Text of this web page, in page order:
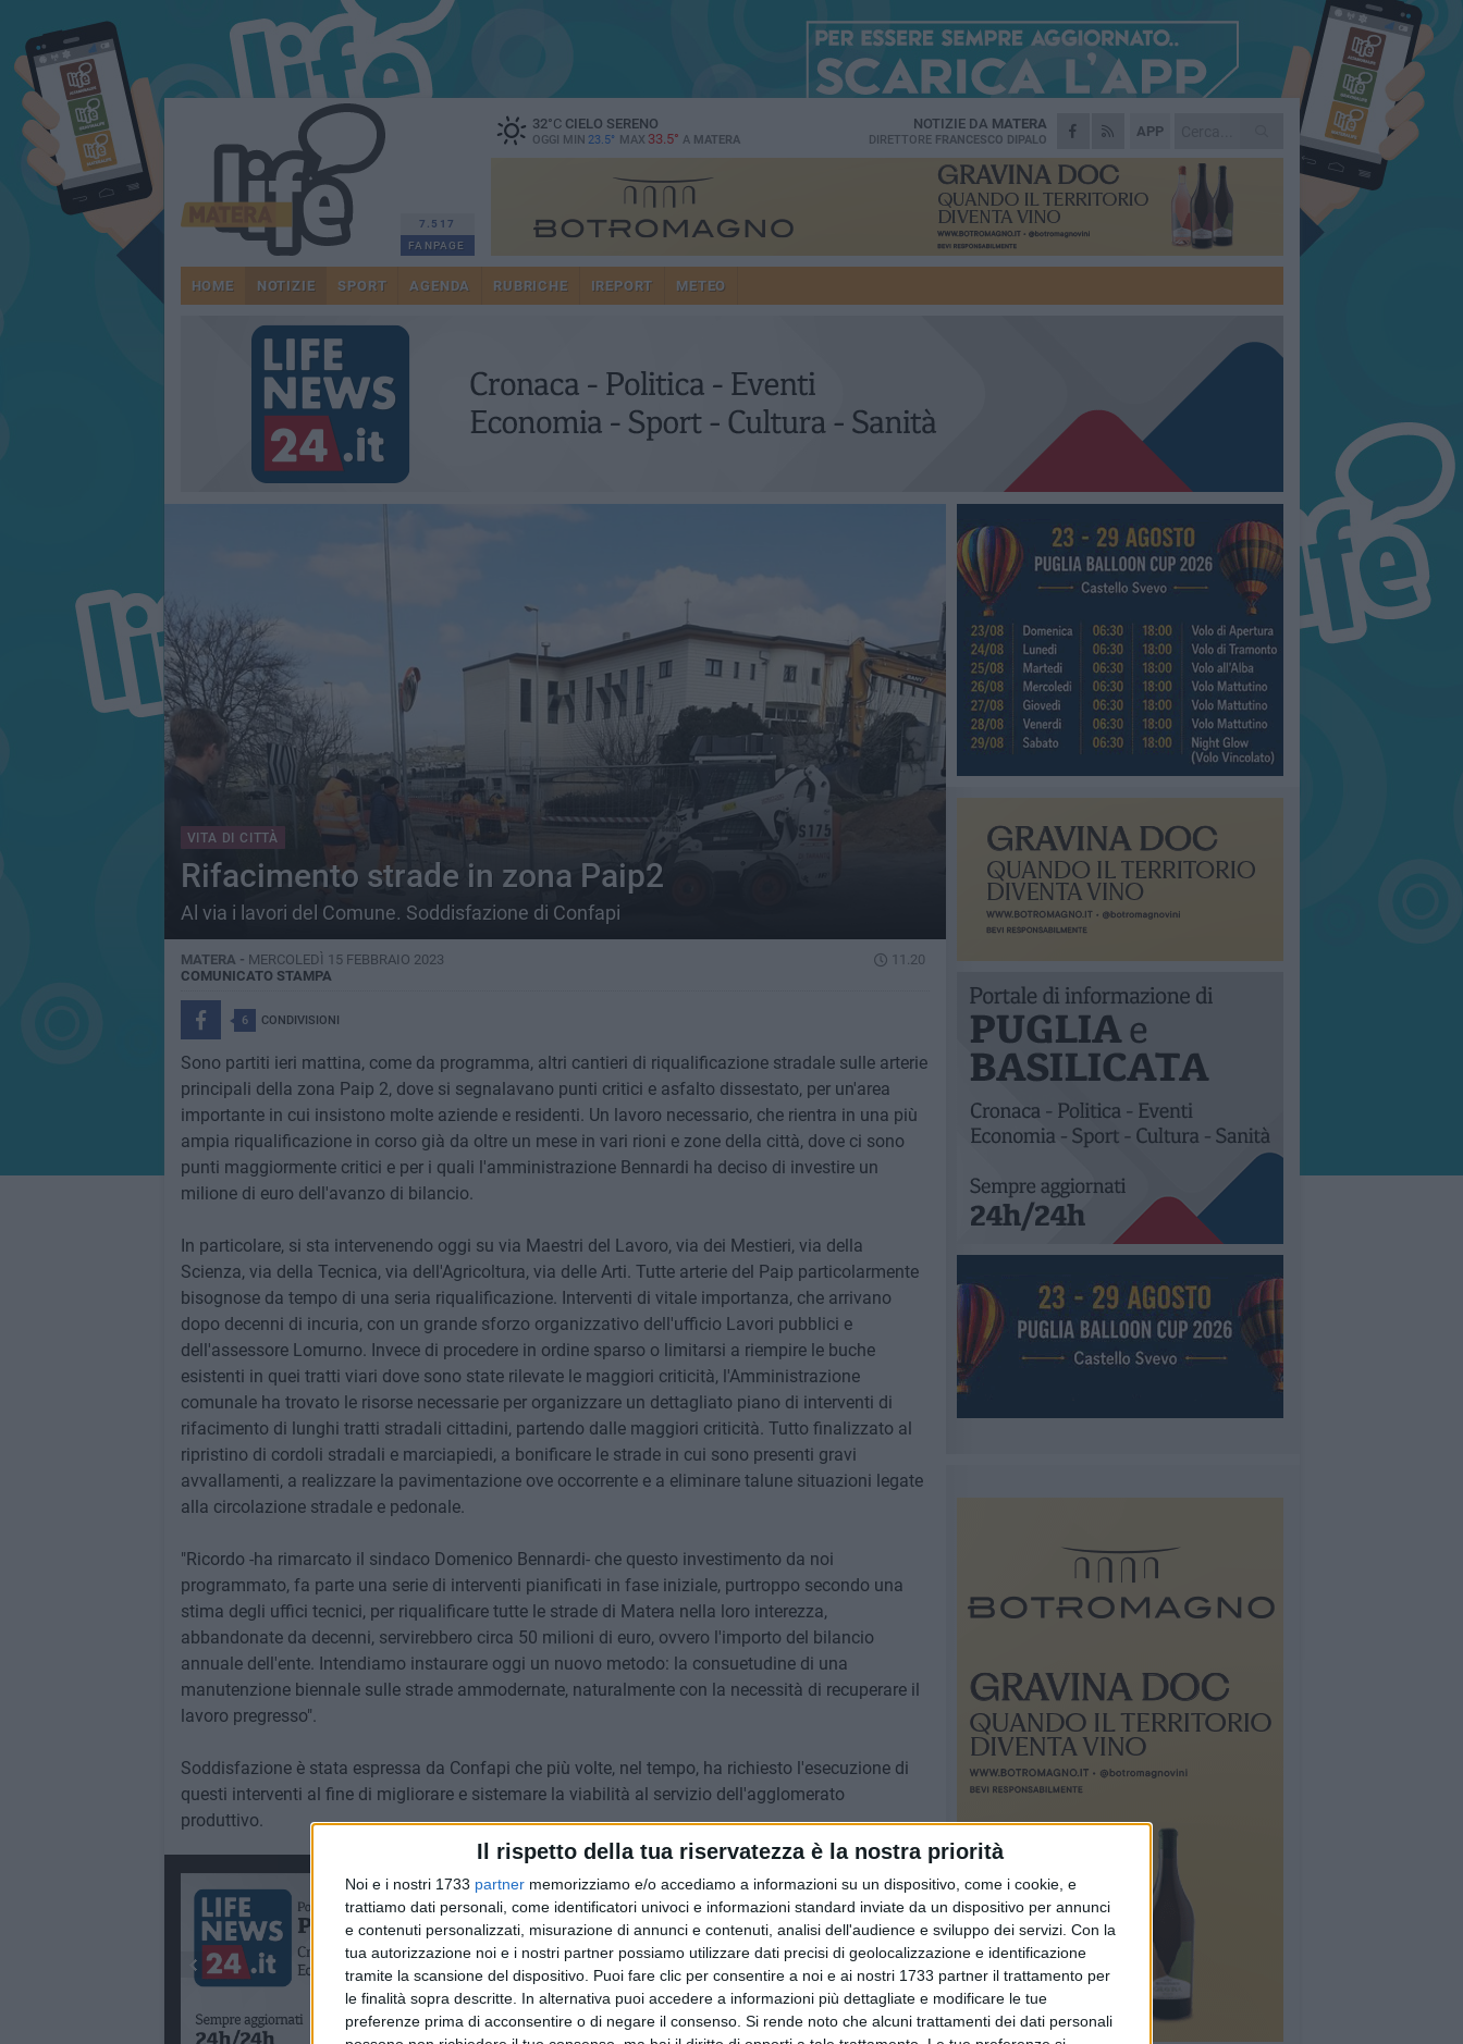
Il rispetto della tua riservatezza è la nostra priorità
Noi e i nostri 1733 partner memorizziamo e/o accediamo a informazioni su un dispositivo, come i cookie, e
trattiamo dati personali, come identificatori univoci e informazioni standard inviate da un dispositivo per annunci
e contenuti personalizzati, misurazione di annunci e contenuti, analisi dell'audience e sviluppo dei servizi. Con la
tua autorizzazione noi e i nostri partner possiamo utilizzare dati precisi di geolocalizzazione e identificazione
tramite la scansione del dispositivo. Puoi fare clic per consentire a noi e ai nostri 1733 partner il trattamento per
le finalità sopra descritte. In alternativa puoi accedere a informazioni più dettagliate e modificare le tue
preferenze prima di acconsentire o di negare il consenso. Si rende noto che alcuni trattamenti dei dati personali
7.517
FANPAGE
32°CCIELO SERENO
OGGI MIN 23.5° MAX 33.5° A MATERA
APP
NOTIZIE DA MATERA
DIRETTORE FRANCESCO DIPALO
HOME NOTIZIE SPORT AGENDA RUBRICHE IREPORT METEO
VITA DI CITTÀ
Rifacimento strade in zona Paip2
Al via i lavori del Comune. Soddisfazione di Confapi
MATERA - MERCOLEDÌ 15 FEBBRAIO 2023
11.20
COMUNICATO STAMPA
6 CONDIVISIONI
Sono partiti ieri mattina, come da programma, altri cantieri di riqualificazione stradale sulle arterie
principali della zona Paip 2, dove si segnalavano punti critici e asfalto dissestato, per un'area
importante in cui insistono molte aziende e residenti. Un lavoro necessario, che rientra in una più
ampia riqualificazione in corso già da oltre un mese in vari rioni e zone della città, dove ci sono
punti maggiormente critici e per i quali l'amministrazione Bennardi ha deciso di investire un
milione di euro dell'avanzo di bilancio.
In particolare, si sta intervenendo oggi su via Maestri del Lavoro, via dei Mestieri, via della
Scienza, via della Tecnica, via dell'Agricoltura, via delle Arti. Tutte arterie del Paip particolarmente
bisognose da tempo di una seria riqualificazione. Interventi di vitale importanza, che arrivano
dopo decenni di incuria, con un grande sforzo organizzativo dell'ufficio Lavori pubblici e
dell'assessore Lomurno. Invece di procedere in ordine sparso o limitarsi a riempire le buche
esistenti in quei tratti viari dove sono state rilevate le maggiori criticità, l'Amministrazione
comunale ha trovato le risorse necessarie per organizzare un dettagliato piano di interventi di
rifacimento di lunghi tratti stradali cittadini, partendo dalle maggiori criticità. Tutto finalizzato al
ripristino di cordoli stradali e marciapiedi, a bonificare le strade in cui sono presenti gravi
avvallamenti, a realizzare la pavimentazione ove occorrente e a eliminare talune situazioni legate
alla circolazione stradale e pedonale.
"Ricordo -ha rimarcato il sindaco Domenico Bennardi- che questo investimento da noi
programmato, fa parte una serie di interventi pianificati in fase iniziale, purtroppo secondo una
stima degli uffici tecnici, per riqualificare tutte le strade di Matera nella loro interezza,
abbandonate da decenni, servirebbero circa 50 milioni di euro, ovvero l'importo del bilancio
annuale dell'ente. Intendiamo instaurare oggi un nuovo metodo: la consuetudine di una
manutenzione biennale sulle strade ammodernate, naturalmente con la necessità di recuperare il
lavoro pregresso".
Soddisfazione è stata espressa da Confapi che più volte, nel tempo, ha richiesto l'esecuzione di
questi interventi al fine di migliorare e sistemare la viabilità al servizio dell'agglomerato
produttivo.